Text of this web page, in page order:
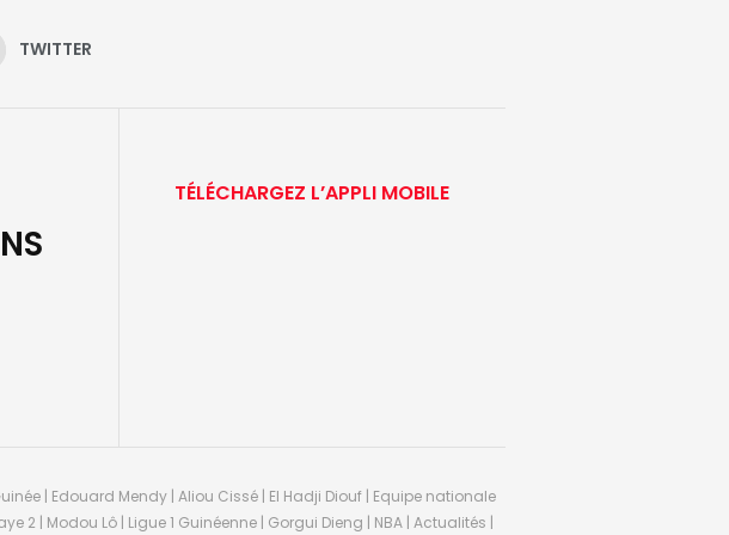
TWITTER
TÉLÉCHARGEZ L’APPLI MOBILE
| Edouard Mendy | Aliou Cissé | El Hadji Diouf | Equipe nationale
| Modou Lô | Ligue 1 Guinéenne | Gorgui Dieng | NBA | Actualités |